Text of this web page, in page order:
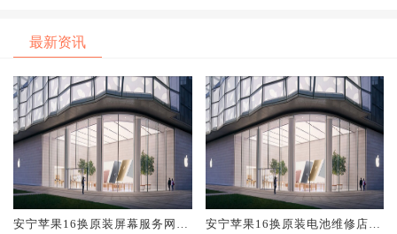
最新资讯
安宁苹果16换原装屏幕服务网点
安宁苹果16换原装电池维修店大